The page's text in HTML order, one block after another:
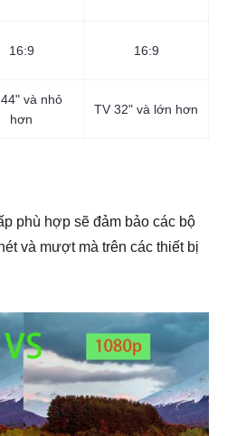
16:9 16:9
và nhỏ
hơn
TV 32" và lớn hơn
phù hợp sẽ đảm bảo các bộ
và mượt mà trên các thiết bị